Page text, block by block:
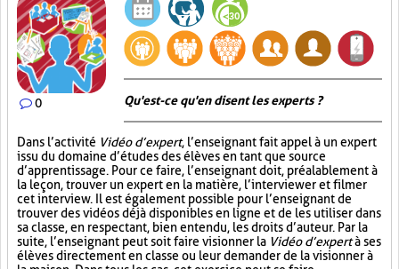
0 Qu'est-ce qu'en disent les experts ?
Dans l’activité Vidéo d’expert, l’enseignant fait appel à un expert
issu du domaine d’études des élèves en tant que source
d’apprentissage. Pour ce faire, l’enseignant doit, préalablement à
la leçon, trouver un expert en la matière, l’interviewer et filmer
cet interview. Il est également possible pour l’enseignant de
trouver des vidéos déjà disponibles en ligne et de les utiliser dans
sa classe, en respectant, bien entendu, les droits d’auteur. Par la
suite, l’enseignant peut soit faire visionner la Vidéo d’expertà ses
élèves directement en classe ou leur demander de la visionner à